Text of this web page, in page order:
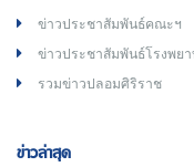
ข่าวประชาสัมพันธ์คณะฯ
ข่าวประชาสัมพันธ์โรงพย
รวมข่าวปลอมศิริราช
ข่าวล่าสุด